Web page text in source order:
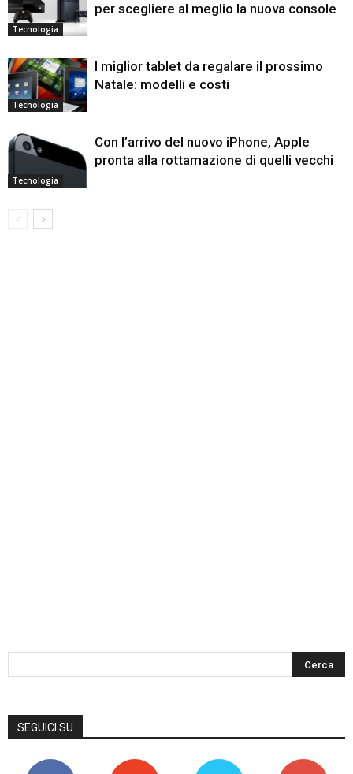
Tecnologia
per scegliere al meglio la nuova console
Tecnologia
I miglior tablet da regalare il prossimo
Natale: modelli e costi
Tecnologia
Con l’arrivo del nuovo iPhone, Apple
pronta alla rottamazione di quelli vecchi
SEGUICI SU